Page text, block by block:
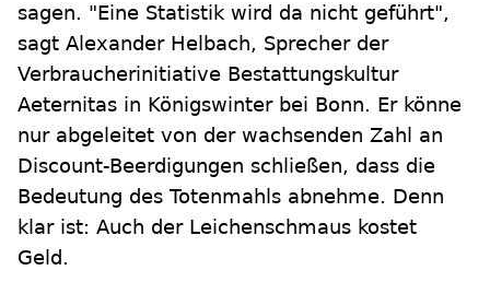
sagen. "Eine Statistik wird da nicht geführt",
sagt Alexander Helbach, Sprecher der
Verbraucherinitiative Bestattungskultur
Aeternitas in Königswinter bei Bonn. Er könne
nur abgeleitet von der wachsenden Zahl an
Discount-Beerdigungen schließen, dass die
Bedeutung des Totenmahls abnehme. Denn
klar ist: Auch der Leichenschmaus kostet
Geld.